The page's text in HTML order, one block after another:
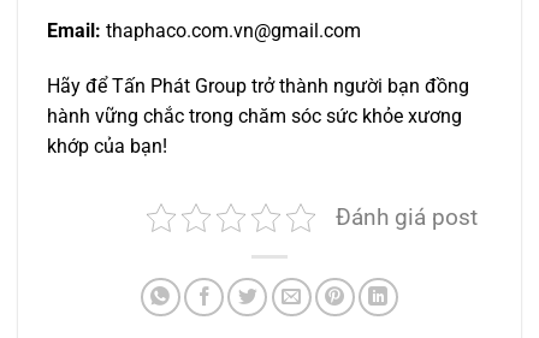
Email: thaphaco.com.vn@gmail.com
Hãy để Tấn Phát Group trở thành người bạn đồng
hành vững chắc trong chăm sóc sức khỏe xương
khớp của bạn!
Đánh giá post